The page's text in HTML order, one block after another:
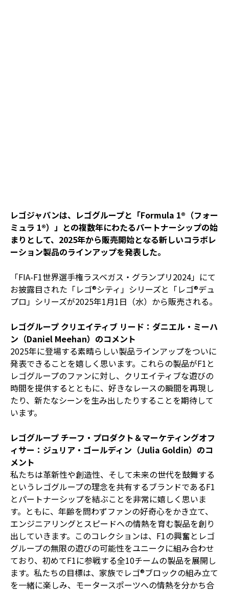
レゴジャパンは、レゴグループと「Formula 1®（フォー
ミュラ 1®）」との複数年にわたるパートナーシップの始
まりとして、2025年から販売開始となる新しいコラボレ
ーション製品のラインアップを発表した。
「FIA-F1世界選手権ラスベガス・グランプリ2024」にて
お披露目された「レゴ®シティ」シリーズと「レゴ®デュ
プロ」シリーズが2025年1月1日（水）から販売される。
レゴグループ クリエイティブ リード：ダニエル・ミーハ
ン（Daniel Meehan）のコメント
2025年に登場する素晴らしい製品ラインアップをついに
発表できることを嬉しく思います。これらの製品がF1と
レゴグループのファンに対し、クリエイティブな遊びの
時間を提供するとともに、好きなレースの瞬間を再現し
たり、新たなシーンを生み出したりすることを期待して
います。
レゴグループ チーフ・プロダクト＆マーケティングオフ
ィサー：ジュリア・ゴールディン（Julia Goldin）のコ
メント
私たちは革新性や創造性、そして未来の世代を鼓舞する
というレゴグループの理念を共有するブランドであるF1
とパートナーシップを結ぶことを非常に嬉しく思いま
す。ともに、年齢を問わずファンの好奇心をかき立て、
エンジニアリングとスピードへの情熱を育む製品を創り
出していきます。このコレクションは、F1の興奮とレゴ
グループの無限の遊びの可能性をユニークに組み合わせ
ており、初めてF1に参戦する全10チームの製品を展開し
ます。私たちの目標は、家族でレゴ®ブロックの組み立て
を一緒に楽しみ、モータースポーツへの情熱を分かち合